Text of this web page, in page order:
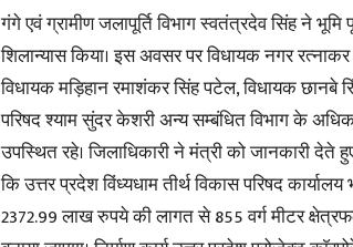
गंगे एवं ग्रामीण जलापूर्ति विभाग स्वतंत्रदेव सिंह ने
शिलान्यास किया। इस अवसर पर विधायक नगर
विधायक मड़िहान रमाशंकर सिंह पटेल, विधायक छानबे
परिषद श्याम सुंदर केशरी अन्य सम्बंधित विभाग के
उपस्थित रहे। जिलाधिकारी ने मंत्री को जानकारी देते
कि उत्तर प्रदेश विंध्यधाम तीर्थ विकास परिषद
2372.99 लाख रुपये की लागत से 855 वर्ग मीटर